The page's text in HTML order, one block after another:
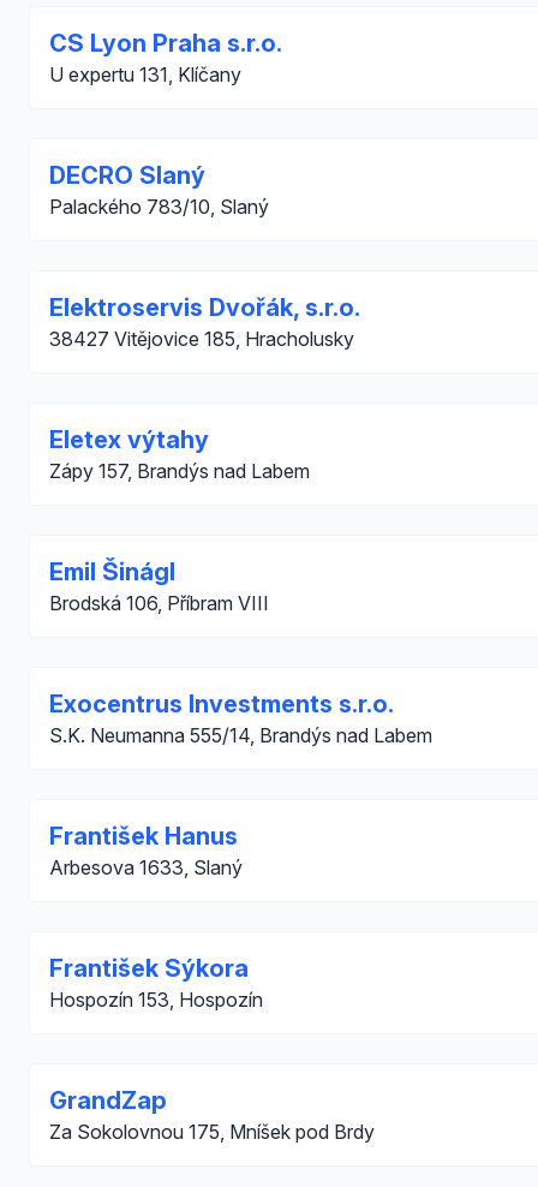
CS Lyon Praha s.r.o.
U expertu 131, Klíčany
DECRO Slaný
Palackého 783/10, Slaný
Elektroservis Dvořák, s.r.o.
38427 Vitějovice 185, Hracholusky
Eletex výtahy
Zápy 157, Brandýs nad Labem
Emil Šinágl
Brodská 106, Příbram VIII
Exocentrus Investments s.r.o.
S.K. Neumanna 555/14, Brandýs nad Labem
František Hanus
Arbesova 1633, Slaný
František Sýkora
Hospozín 153, Hospozín
GrandZap
Za Sokolovnou 175, Mníšek pod Brdy